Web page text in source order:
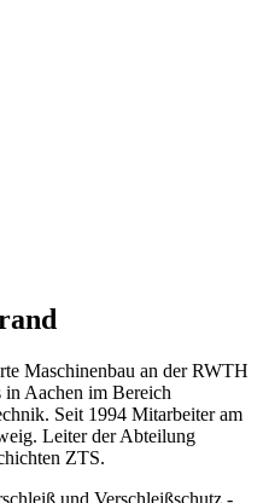
Maschinenbau an der RWTH
in Aachen im Bereich
Seit 1994 Mitarbeiter am
Leiter der Abteilung
ZTS.
und Verschleißschutz -